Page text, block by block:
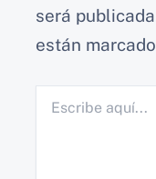
será
están
aquí...